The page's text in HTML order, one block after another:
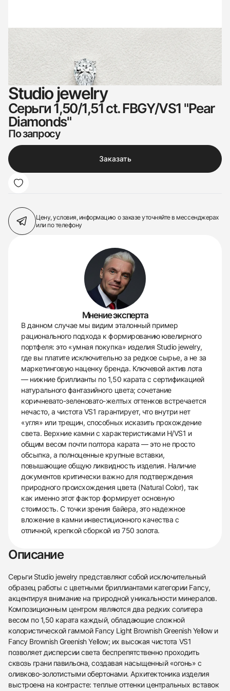
Studio jewelry
Серьги 1,50/1,51 ct. FBGY/VS1 "Pear
Diamonds"
По запросу
Заказать
Цену, условия, информацию о заказеуточняйте в мессенджерах
или по телефону
Мнение эксперта
В данном случае мы видим эталонный пример
рационального подхода к формированию ювелирного
портфеля: это «умная покупка» изделия Studio jewelry,
где вы платите исключительно за редкое сырье, а не за
маркетинговую наценку бренда. Ключевой актив лота
— нижние бриллианты по 1,50 карата с сертификацией
натурального фантазийного цвета; сочетание
коричневато-зеленовато-желтых оттенков встречается
нечасто, а чистота VS1 гарантирует, что внутри нет
«угля» или трещин, способных исказить прохождение
света. Верхние камни с характеристиками H/VS1 и
общим весом почти полтора карата — это не просто
обсыпка, а полноценные крупные вставки,
повышающие общую ликвидность изделия. Наличие
документов критически важно для подтверждения
природного происхождения цвета (Natural Color), так
как именно этот фактор формирует основную
стоимость. С точки зрения байера, это надежное
вложение в камни инвестиционного качества с
отличной, крепкой сборкой из 750 золота.
Описание
Серьги Studio jewelry представляют собой исключительный
образец работы с цветными бриллиантами категории Fancy,
акцентируя внимание на природной уникальности минералов.
Композиционным центром являются два редких солитера
весом по 1,50 карата каждый, обладающие сложной
колористической гаммой Fancy Light Brownish Greenish Yellow и
Fancy Brownish Greenish Yellow; их высокая чистота VS1
позволяет дисперсии света беспрепятственно проходить
сквозь грани павильона, создавая насыщенный «огонь» с
оливково-золотистыми обертонами. Архитектоника изделия
выстроена на контрасте: теплые оттенки центральных вставок